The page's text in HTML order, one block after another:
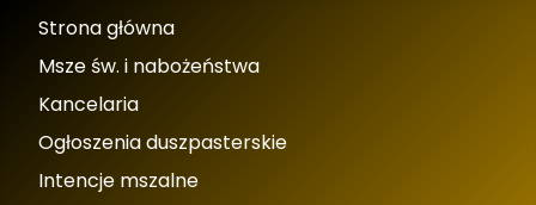
Strona główna
Msze św. i nabożeństwa
Kancelaria
Ogłoszenia duszpasterskie
Intencje mszalne